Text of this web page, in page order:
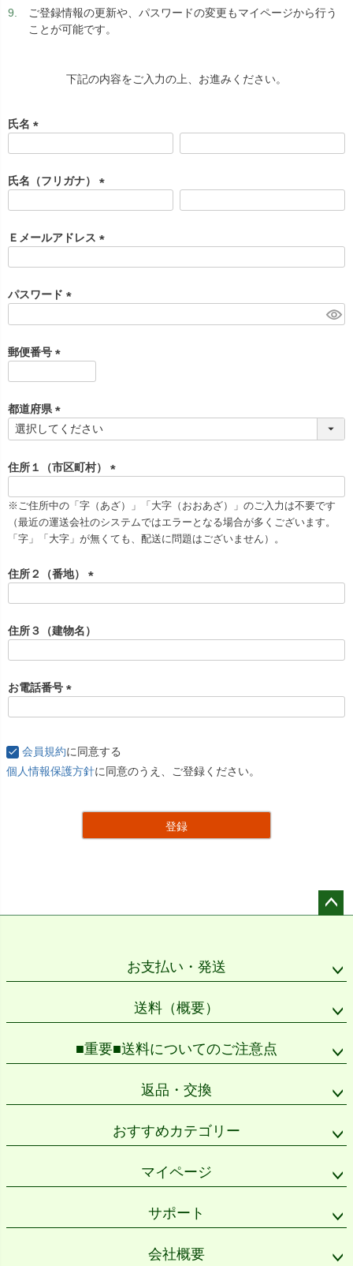
ご登録情報の更新や、パスワードの変更もマイページから行う
ことが可能です。
下記の内容をご入力の上、お進みください。
氏名
須
)
氏名（フリガナ）
須
)
Ｅメールアドレス
)
パスワード
)
郵便番号
須
)
都道府県
(
須
)
住所１（市区町村）
必
須
)
※ご住所中の「字（あざ）」「大字（おおあざ）」のご入力は不要です
（最近の運送会社のシステムではエラーとなる場合が多くございます。
「字」「大字」が無くても、配送に問題はございません）。
住所２（番地）
須
)
住所３（建物名）
お電話番号
)
会員規約に同意する
個人情報保護方針に同意のうえ、ご登録ください。
登録
お支払い・発送
送料（概要）
■重要■送料についてのご注意点
返品・交換
おすすめカテゴリー
マイページ
サポート
会社概要